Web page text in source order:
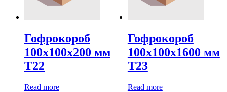
Гофрокороб
100х100х200 мм
Т22
Read more
Гофрокороб
100х100х1600 мм
Т23
Read more